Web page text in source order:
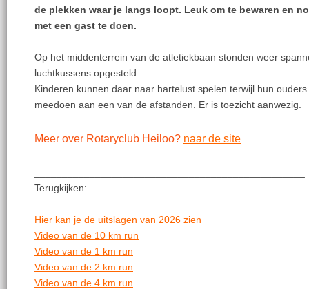
de plekken waar je langs loopt. Leuk om te bewaren en
met een gast te doen.
Op het middenterrein van de atletiekbaan stonden weer
luchtkussens opgesteld.
Kinderen kunnen daar naar hartelust spelen terwijl hun ouders
meedoen aan een van de afstanden. Er is toezicht aanwezig.
Meer over Rotaryclub Heiloo? naar de site
Terugkijken:
Hier kan je de uitslagen van 2026 zien
Video van de 10 km run
Video van de 1 km run
Video van de 2 km run
Video van de 4 km run